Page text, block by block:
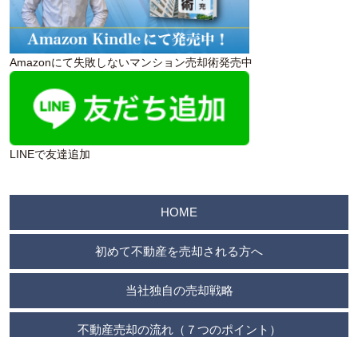
Amazonにて失敗しないマンション売却術発売中
LINEで友達追加
HOME
初めて不動産を売却される方へ
当社独自の売却戦略
不動産売却の流れ（７つのポイント）